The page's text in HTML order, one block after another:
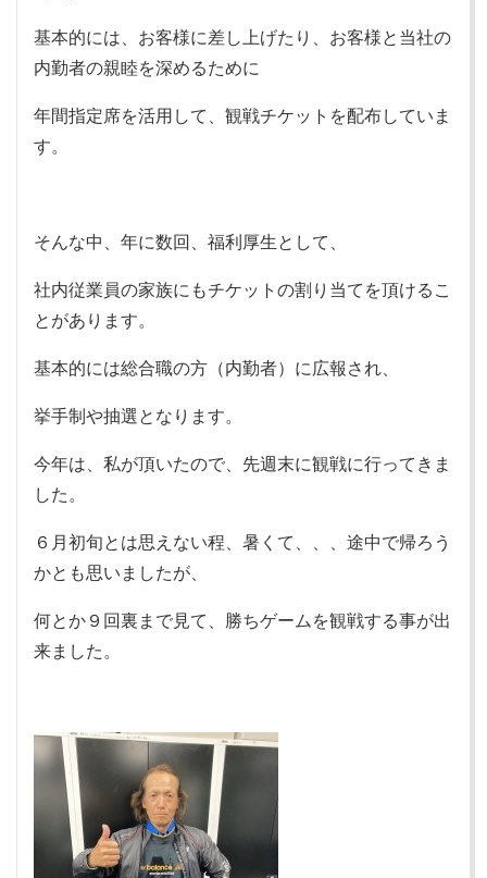
基本的には、お客様に差し上げたり、お客様と当社の
内勤者の親睦を深めるために
年間指定席を活用して、観戦チケットを配布していま
す。
そんな中、年に数回、福利厚生として、
社内従業員の家族にもチケットの割り当てを頂けるこ
とがあります。
基本的には総合職の方（内勤者）に広報され、
挙手制や抽選となります。
今年は、私が頂いたので、先週末に観戦に行ってきま
した。
６月初旬とは思えない程、暑くて、、、途中で帰ろう
かとも思いましたが、
何とか９回裏まで見て、勝ちゲームを観戦する事が出
来ました。